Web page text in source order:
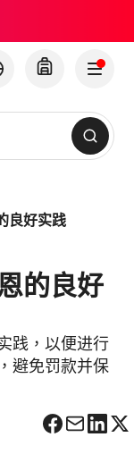
良好实践
的良好
践，以便进行
避免罚款并保
F
C
L
X
一
隐藏的